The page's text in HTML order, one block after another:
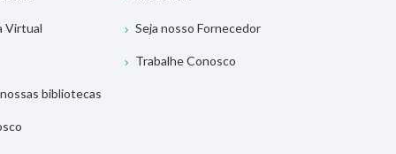
Virtual
bibliotecas
Seja nosso Fornecedor
Trabalhe Conosco